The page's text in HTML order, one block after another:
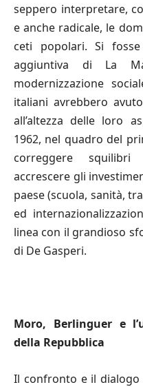
seppero interpretare,
e anche radicale, le
ceti popolari. Si
aggiuntiva di La
modernizzazione
italiani avrebbero
all’altezza delle loro
1962, nel quadro del
correggere
accrescere gli
paese (scuola, sanità,
ed
linea con il grandioso
di De Gasperi.
Moro, Berlinguer e
della Repubblica
Il confronto e il dialogo